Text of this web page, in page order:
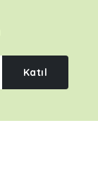
Katıl